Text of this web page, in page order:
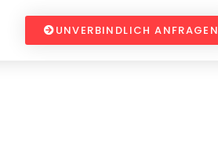
UNVERBINDLICH ANFRAGEN